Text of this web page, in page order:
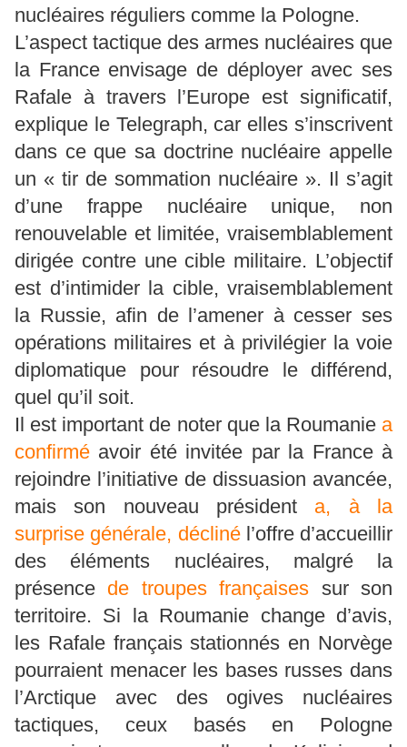
nucléaires réguliers comme la Pologne.
L’aspect tactique des armes nucléaires que
la France envisage de déployer avec ses
Rafale à travers l’Europe est significatif,
explique le Telegraph, car elles s’inscrivent
dans ce que sa doctrine nucléaire appelle
un « tir de sommation nucléaire ». Il s’agit
d’une frappe nucléaire unique, non
renouvelable et limitée, vraisemblablement
dirigée contre une cible militaire. L’objectif
est d’intimider la cible, vraisemblablement
la Russie, afin de l’amener à cesser ses
opérations militaires et à privilégier la voie
diplomatique pour résoudre le différend,
quel qu’il soit.
Il est important de noter que la Roumanie a
confirmé avoir été invitée par la France à
rejoindre l’initiative de dissuasion avancée,
mais son nouveau président a, à la
surprise générale, décliné l’offre d’accueillir
des éléments nucléaires, malgré la
présence de troupes françaises sur son
territoire. Si la Roumanie change d’avis,
les Rafale français stationnés en Norvège
pourraient menacer les bases russes dans
l’Arctique avec des ogives nucléaires
tactiques, ceux basés en Pologne